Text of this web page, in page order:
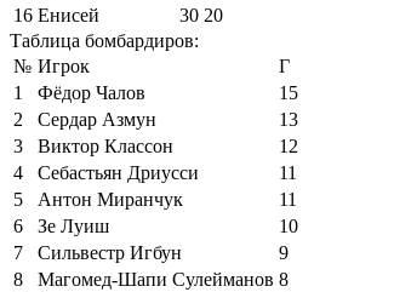
16 Енисей 30 20
Таблица бомбардиров:
№ Игрок
Г
1
Фёдор Чалов
15
2
Сердар Азмун
13
3
Виктор Классон
12
4
Себастьян Дриусси
11
5
Антон Миранчук
11
6
Зе Луиш
10
7
Сильвестр Игбун
9
8
Магомед-Шапи Сулейманов 8